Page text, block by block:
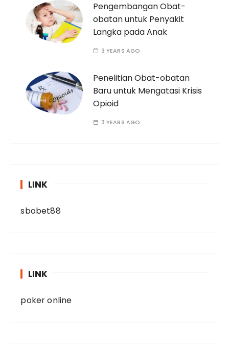
Pengembangan Obat-
obatan untuk Penyakit
Langka pada Anak
3 YEARS AGO
Penelitian Obat-obatan
Baru untuk Mengatasi Krisis
Opioid
3 YEARS AGO
LINK
sbobet88
LINK
poker online